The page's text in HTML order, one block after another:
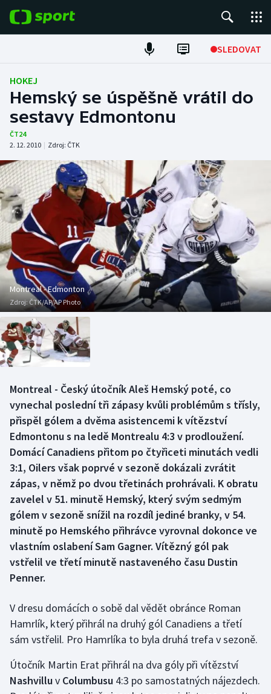
SLEDOVAT
Fotbal
Hokej
Tenis
Atletika
Cyklistika
DALŠÍ SPORTY
Americký fotbal
Baseball a softbal
Basketbal
Biatlon
Boby a skeleton
Box
Curling
Dostihy
Florbal
Futsal
Golf
Gymnastika
Jezdectví
Krasobruslení
NEPŘEHLÉDNĚTE
Soutěže
Historické návraty
Aplikace ČT sport
AZ kvíz
HOKEJ
Hemský se úspěšně vrátil do
sestavy Edmontonu
ČT24
2. 12. 2010 | Zdroj: ČTK
Montreal - Edmonton
Zdroj:ČTK/AP/AP Photo
Montreal - Český útočník Aleš Hemský poté, co
vynechal poslední tři zápasy kvůli problémům s třísly,
přispěl gólem a dvěma asistencemi k vítězství
Edmontonu s na ledě Montrealu 4:3 v prodloužení.
Domácí Canadiens přitom po čtyřiceti minutách vedli
3:1, Oilers však poprvé v sezoně dokázali zvrátit
zápas, v němž po dvou třetinách prohrávali. K obratu
zavelel v 51. minutě Hemský, který svým sedmým
gólem v sezoně snížil na rozdíl jediné branky, v 54.
minutě po Hemského přihrávce vyrovnal dokonce ve
vlastním oslabení Sam Gagner. Vítězný gól pak
vstřelil ve třetí minutě nastaveného času Dustin
Penner.
V dresu domácích o sobě dal vědět obránce Roman
Hamrlík, který přihrál na druhý gól Canadiens a třetí
sám vstřelil. Pro Hamrlíka to byla druhá trefa v sezoně.
Útočník Martin Erat přihrál na dva góly při vítězství
Nashvilluv Columbusu 4:3 po samostatných nájezdech.